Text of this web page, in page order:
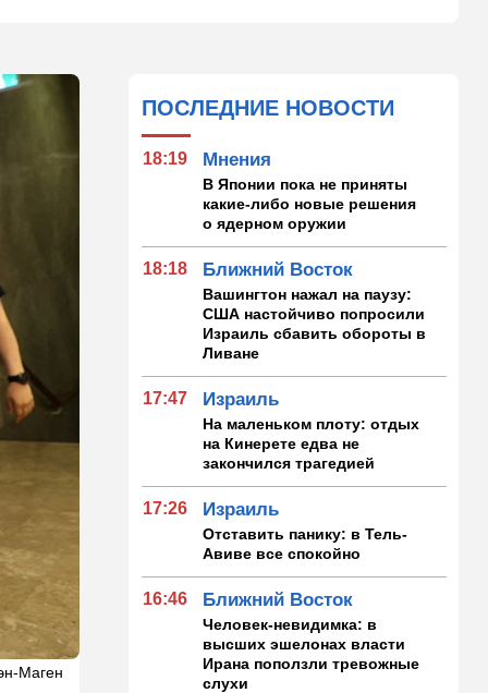
Маген
ПОСЛЕДНИЕ НОВОСТИ
18:19 Мнения
В Японии пока не приняты
какие-либо новые решения
о ядерном оружии
18:18 Ближний Восток
Вашингтон нажал на паузу:
США настойчиво попросили
Израиль сбавить обороты в
Ливане
17:47 Израиль
На маленьком плоту: отдых
на Кинерете едва не
закончился трагедией
17:26 Израиль
Отставить панику: в Тель-
Авиве все спокойно
16:46 Ближний Восток
Человек-невидимка: в
высших эшелонах власти
Ирана поползли тревожные
слухи